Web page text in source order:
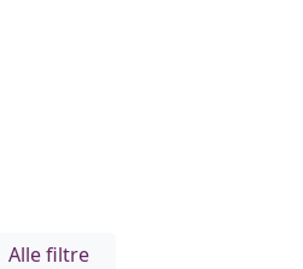
Alle filtre